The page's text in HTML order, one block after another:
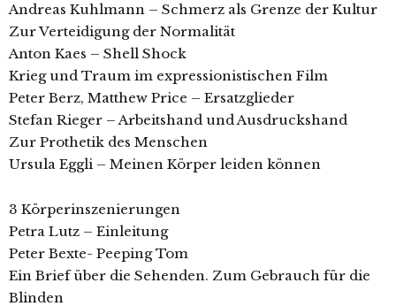
Andreas Kuhlmann – Schmerz als Grenze der Kultur
Zur Verteidigung der Normalität
Anton Kaes – Shell Shock
Krieg und Traum im expressionistischen Film
Peter Berz, Matthew Price – Ersatzglieder
Stefan Rieger – Arbeitshand und Ausdruckshand
Zur Prothetik des Menschen
Ursula Eggli – Meinen Körper leiden können
3 Körperinszenierungen
Petra Lutz – Einleitung
Peter Bexte- Peeping Tom
Ein Brief über die Sehenden. Zum Gebrauch für die
Blinden